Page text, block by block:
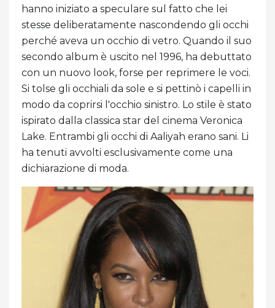
hanno iniziato a speculare sul fatto che lei
stesse deliberatamente nascondendo gli occhi
perché aveva un occhio di vetro. Quando il suo
secondo album è uscito nel 1996, ha debuttato
con un nuovo look, forse per reprimere le voci.
Si tolse gli occhiali da sole e si pettinò i capelli in
modo da coprirsi l'occhio sinistro. Lo stile è stato
ispirato dalla classica star del cinema Veronica
Lake. Entrambi gli occhi di Aaliyah erano sani. Li
ha tenuti avvolti esclusivamente come una
dichiarazione di moda.